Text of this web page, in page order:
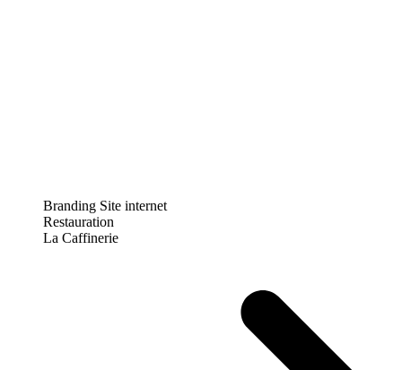
Branding Site internet
Restauration
La Caffinerie